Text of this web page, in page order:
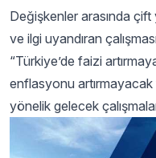
Değişkenler arasında
ve ilgi uyandıran
“Türkiye’de faizi
enflasyonu artırmayacak
yönelik gelecek